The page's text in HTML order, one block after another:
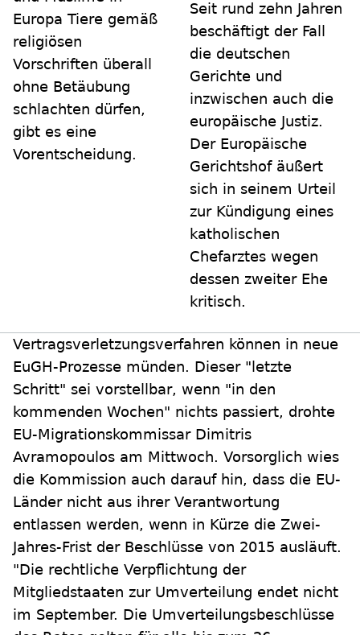
Europa Tiere gemäß
religiösen
Vorschriften überall
ohne Betäubung
schlachten dürfen,
gibt es eine
Vorentscheidung.
Seit rund zehn Jahren
beschäftigt der Fall
die deutschen
Gerichte und
inzwischen auch die
europäische Justiz.
Der Europäische
Gerichtshof äußert
sich in seinem Urteil
zur Kündigung eines
katholischen
Chefarztes wegen
dessen zweiter Ehe
kritisch.
Vertragsverletzungsverfahren können in neue
EuGH-Prozesse münden. Dieser "letzte
Schritt" sei vorstellbar, wenn "in den
kommenden Wochen" nichts passiert, drohte
EU-Migrationskommissar Dimitris
Avramopoulos am Mittwoch. Vorsorglich wies
die Kommission auch darauf hin, dass die EU-
Länder nicht aus ihrer Verantwortung
entlassen werden, wenn in Kürze die Zwei-
Jahres-Frist der Beschlüsse von 2015 ausläuft.
"Die rechtliche Verpflichtung der
Mitgliedstaaten zur Umverteilung endet nicht
im September. Die Umverteilungsbeschlüsse